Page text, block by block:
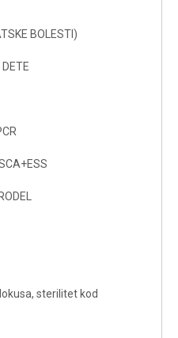
BOLESTI)
lokusa, sterilitet kod